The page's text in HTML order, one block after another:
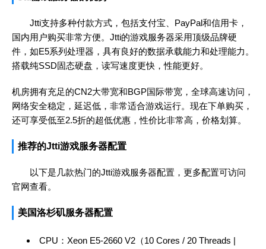
Jtti支持多种付款方式，包括支付宝、PayPal和信用卡，
国内用户购买非常方便。Jtti的游戏服务器采用顶级品牌硬
件，如E5系列处理器，具有良好的数据承载能力和处理能力。
搭载纯SSD固态硬盘，读写速度更快，性能更好。
机房拥有充足的CN2大带宽和BGP国际带宽，全球高速访问，
网络安全稳定，延迟低，非常适合游戏运行。现在下单购买，
还可享受低至2.5折的超低优惠，性价比非常高，价格划算。
推荐的Jtti游戏服务器配置
以下是几款热门的Jtti游戏服务器配置，更多配置可访问
官网查看。
美国洛杉矶服务器配置
CPU：Xeon E5-2660 V2（10 Cores / 20 Threads |